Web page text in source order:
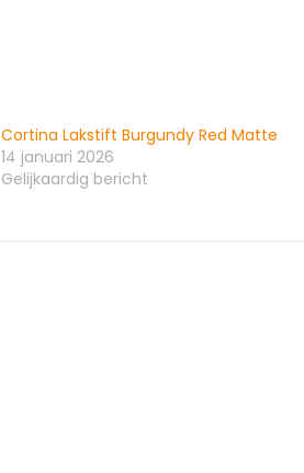
Cortina Lakstift Burgundy Red Matte
14 januari 2026
Gelijkaardig bericht